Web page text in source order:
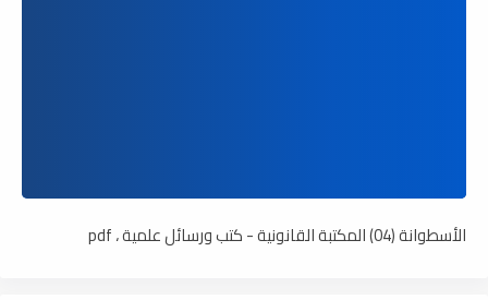
الأسطوانة (04) المكتبة القانونية - كتب ورسائل علمية ، pdf